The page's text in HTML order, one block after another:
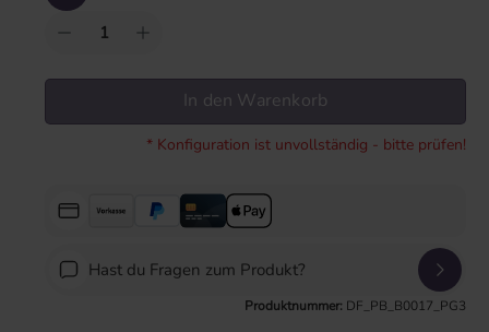
In den Warenkorb
* Konfiguration ist unvollständig - bitte prüfen!
Hast du Fragen zum Produkt?
Produktnummer: DF_PB_B0017_PG3